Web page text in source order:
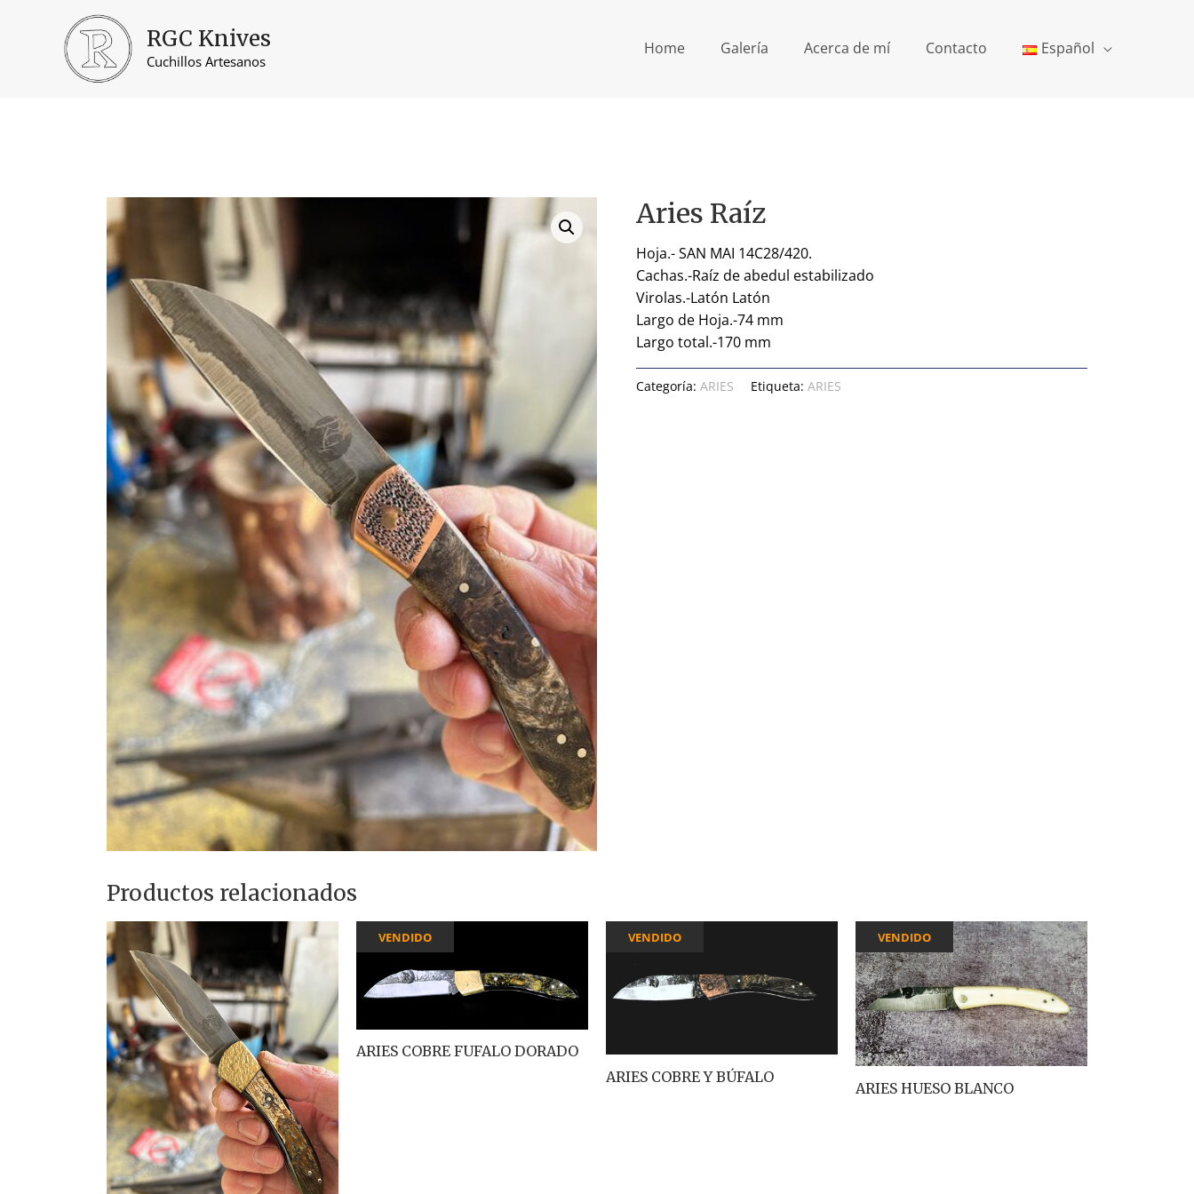
contenido
RGC Knives
Cuchillos Artesanos
Home Galería Acerca de mí Contacto Español
Aries Raíz
Hoja.- SAN MAI 14C28/420.
Cachas.-Raíz de abedul estabilizado
Virolas.-Latón Latón
Largo de Hoja.-74 mm
Largo total.-170 mm
Categoría:ARIES Etiqueta:ARIES
Productos relacionados
VENDIDO
ARIES COBRE FUFALO DORADO
VENDIDO
ARIES COBRE Y BÚFALO
VENDIDO
ARIES HUESO BLANCO